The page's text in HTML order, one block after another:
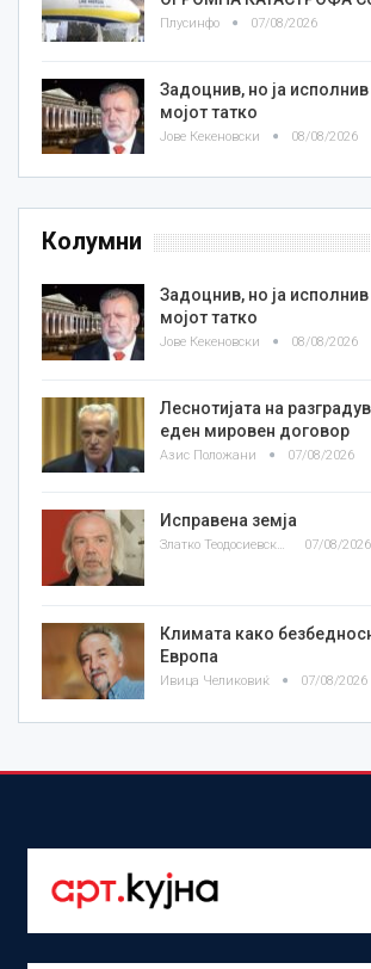
Плусинфо 07/08/2026
Задоцнив, но ја
мојот татко
Јове Кекеновски 08/08/2026
Колумни
Задоцнив, но ја
мојот татко
Јове Кекеновски 08/08/2026
Леснотијата на
еден мировен договор
Азис Положани 07/08/2026
Исправена земја
Златко Теодосиевски 07/08/2026
Климата како
Европа
Ивица Челиковиќ 07/08/2026